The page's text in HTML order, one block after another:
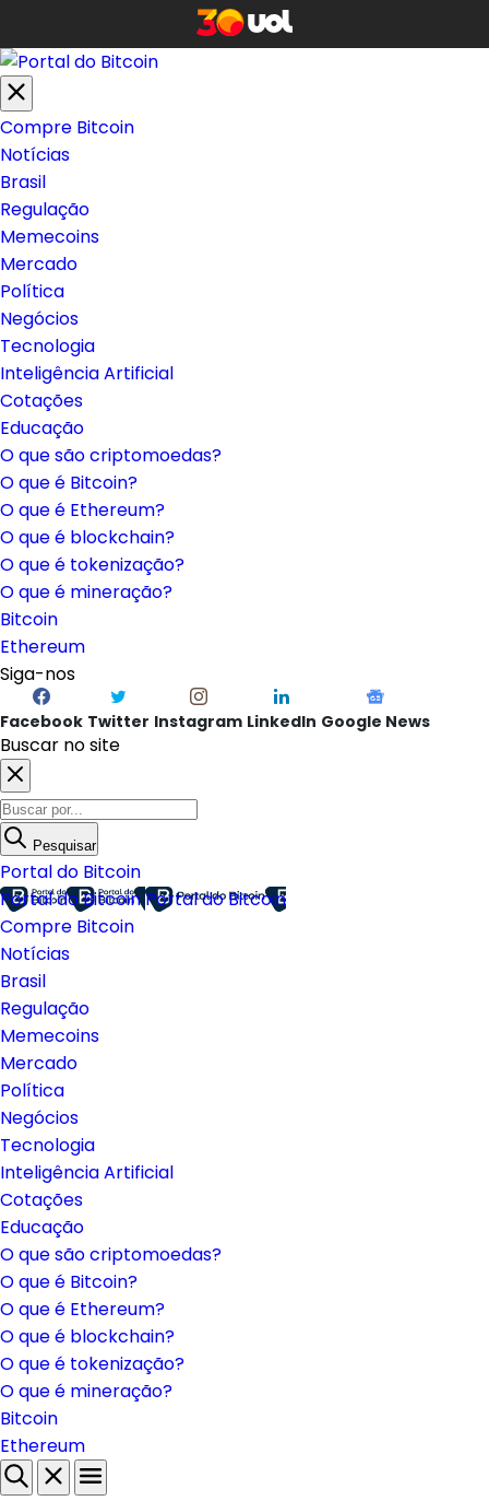
Compre Bitcoin
Notícias
Brasil
Regulação
Memecoins
Mercado
Política
Negócios
Tecnologia
Inteligência Artificial
Cotações
Educação
O que são criptomoedas?
O que é Bitcoin?
O que é Ethereum?
O que é blockchain?
O que é tokenização?
O que é mineração?
Bitcoin
Ethereum
Siga-nos
Facebook Twitter Instagram LinkedIn Google News
Buscar no site
Pesquisar
Portal do Bitcoin
Portal do BitcoinPortal do Bitcoin
Compre Bitcoin
Notícias
Brasil
Regulação
Memecoins
Mercado
Política
Negócios
Tecnologia
Inteligência Artificial
Cotações
Educação
O que são criptomoedas?
O que é Bitcoin?
O que é Ethereum?
O que é blockchain?
O que é tokenização?
O que é mineração?
Bitcoin
Ethereum